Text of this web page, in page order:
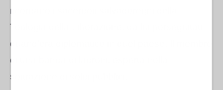
ricordano i sacerdoti salvadoregni della
Teologia della Liberazione, da lui perseguitati
quand'era diplomatico in quel paese. Il membro
di una banda di ladroni, esperta nella
sottrazione di soldi pubblici.